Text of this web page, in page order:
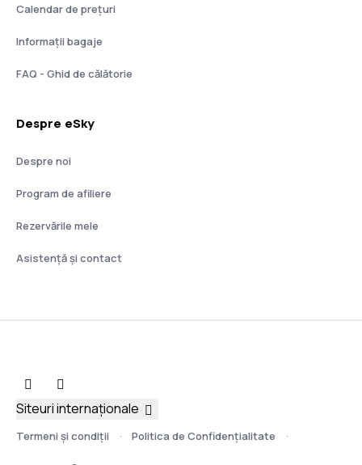
Calendar de prețuri
Informații bagaje
FAQ - Ghid de călătorie
Despre eSky
Despre noi
Program de afiliere
Rezervările mele
Asistenţă şi contact
Termeni şi condiţii Politica de Confidențialitate
Siteuri internaționale